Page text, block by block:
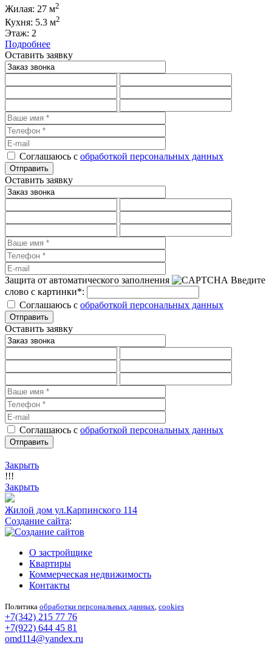
Жилая: 27 м2
Кухня: 5.3 м2
Этаж: 2
Подробнее
Оставить заявку
Соглашаюсь с обработкой персональных данных
Оставить заявку
Защита от автоматического заполнения
Введите
слово с картинки*:
Соглашаюсь с обработкой персональных данных
Оставить заявку
Соглашаюсь с обработкой персональных данных
Закрыть
!!!
Закрыть
Жилой дом ул.Карпинского 114
Создание сайта:
О застройщике
Квартиры
Коммерческая недвижимость
Контакты
Политика обработки персональных данных, cookies
+7(342) 215 77 76
+7(922) 644 45 81
omd114@yandex.ru